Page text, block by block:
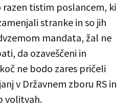
tistim poslancem, ki
stranke in so jih
mandata, žal ne
da ozaveščeni in
ne bodo zares pričeli
v Državnem zboru RS in
volitvah.